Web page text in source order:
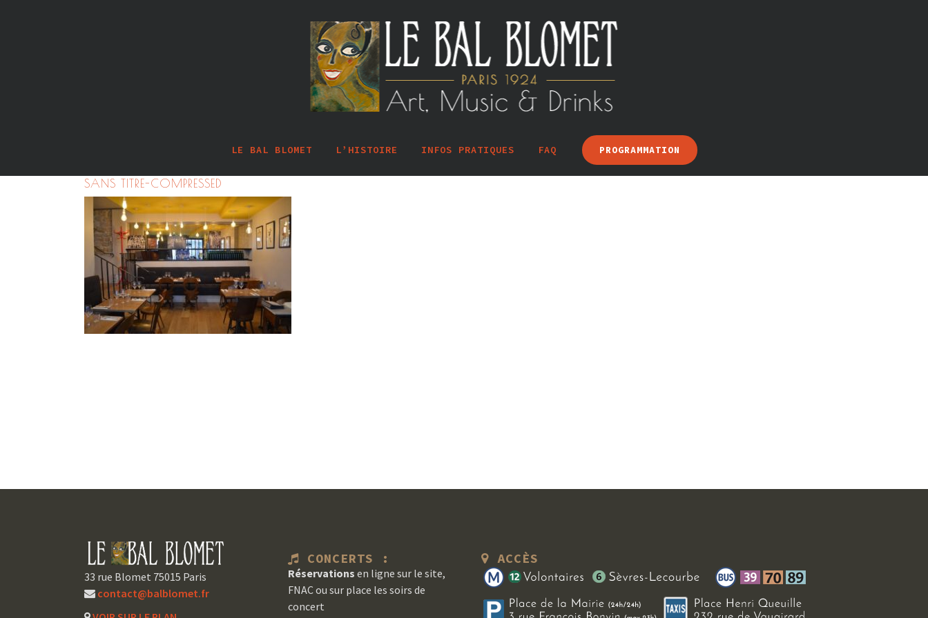
LE BAL BLOMET L’HISTOIRE INFOS PRATIQUES FAQ PROGRAMMATION
SANS TITRE-COMPRESSED
33 rue Blomet 75015 Paris
contact@balblomet.fr
CONCERTS :
Réservations en ligne sur le site,
FNAC ou sur place les soirs de
concert
ACCÈS